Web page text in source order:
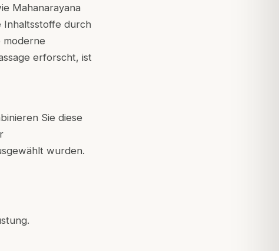
Mahanarayana
Inhaltsstoffe durch
moderne
erforscht, ist
Sie diese
wurden.